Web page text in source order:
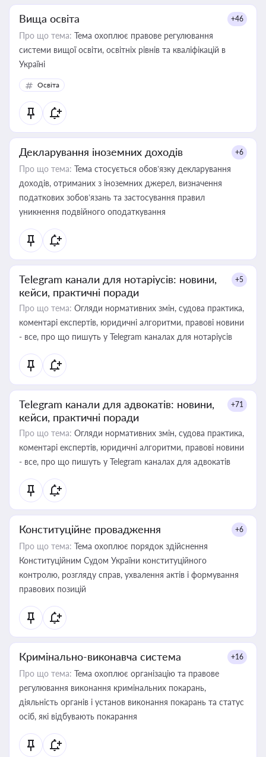
Вища освіта +46
Про що тема: Тема охоплює правове регулювання
системи вищої освіти, освітніх рівнів та кваліфікацій в
Україні
Освіта
Декларування іноземних доходів +6
Про що тема: Тема стосується обов’язку декларування
доходів, отриманих з іноземних джерел, визначення
податкових зобов’язань та застосування правил
уникнення подвійного оподаткування
Telegram канали для нотаріусів: новини,
кейси, практичні поради
+5
Про що тема: Огляди нормативних змін, судова практика,
коментарі експертів, юридичні алгоритми, правові новини
- все, про що пишуть у Telegram каналах для нотаріусів
Telegram канали для адвокатів: новини,
кейси, практичні поради
+71
Про що тема: Огляди нормативних змін, судова практика,
коментарі експертів, юридичні алгоритми, правові новини
- все, про що пишуть у Telegram каналах для адвокатів
Конституційне провадження +6
Про що тема: Тема охоплює порядок здійснення
Конституційним Судом України конституційного
контролю, розгляду справ, ухвалення актів і формування
правових позицій
Кримінально-виконавча система +16
Про що тема: Тема охоплює організацію та правове
регулювання виконання кримінальних покарань,
діяльність органів і установ виконання покарань та статус
осіб, які відбувають покарання